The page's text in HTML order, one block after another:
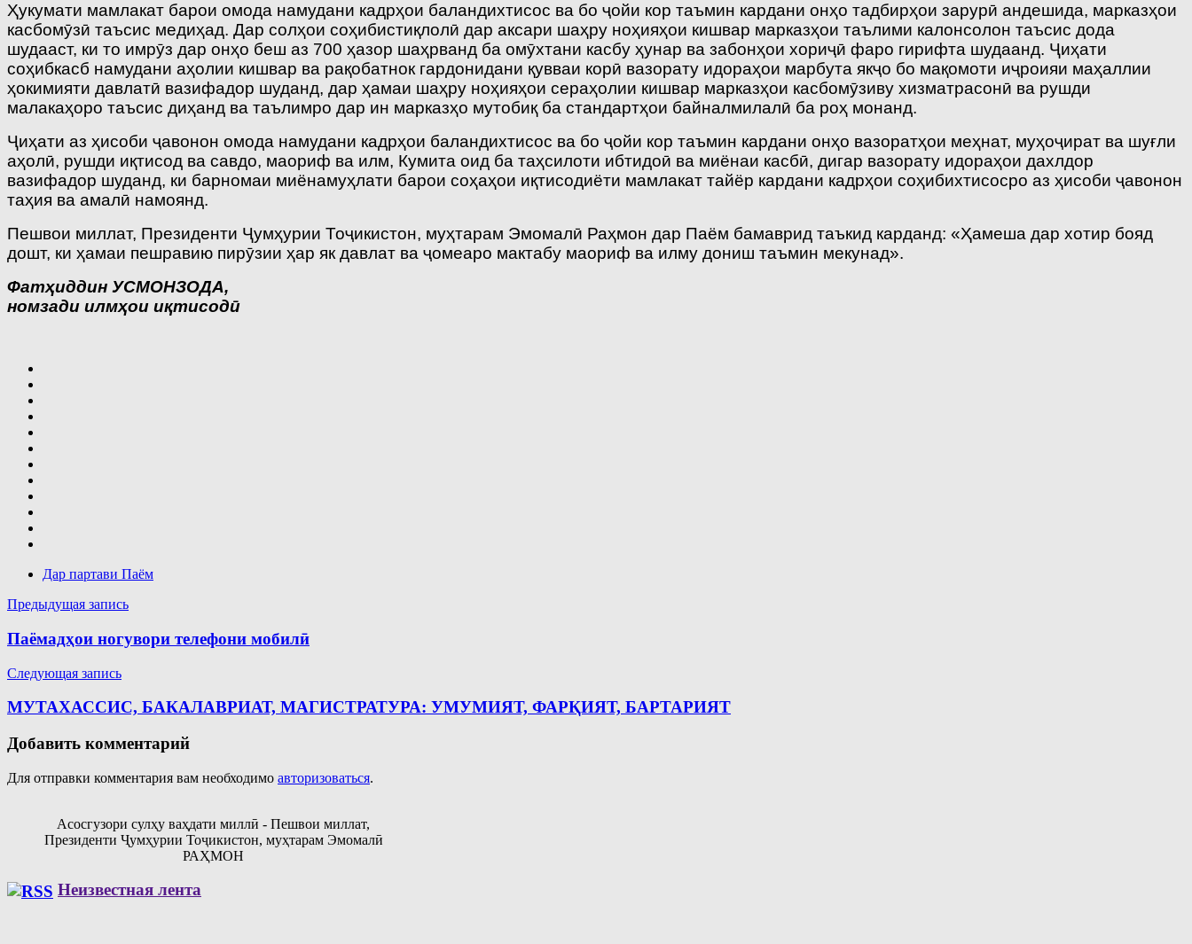
Ҳукумати мамлакат барои омода намудани кадрҳои баландихтисос ва бо ҷойи кор таъмин кардани онҳо тадбирҳои зарурӣ андешида, марказ­ҳои
касбомӯзӣ таъсис медиҳад. Дар солҳои соҳибистиқлолӣ дар аксари шаҳру ноҳияҳои кишвар марказҳои таълими калонсолон таъсис дода
шудааст, ки то имрӯз дар онҳо беш аз 700 ҳазор шаҳрванд ба омӯхтани касбу ҳунар ва забонҳои хориҷӣ фаро гирифта шудаанд. Ҷиҳати
соҳибкасб намудани аҳолии кишвар ва рақобатнок гардонидани қувваи корӣ вазорату идораҳои марбута якҷо бо мақомоти иҷроияи маҳаллии
ҳокимияти давлатӣ вазифадор шуданд, дар ҳамаи шаҳру ноҳияҳои сераҳолии кишвар марказ­ҳои касбомӯзиву хизматрасонӣ ва рушди
малакаҳоро таъсис диҳанд ва таълимро дар ин марказҳо мутобиқ ба стандартҳои байналмилалӣ ба роҳ монанд.
Ҷиҳати аз ҳисоби ҷавонон омода намудани кадрҳои баландихтисос ва бо ҷойи кор таъмин кардани онҳо вазоратҳои меҳнат, муҳоҷират ва шуғли
аҳолӣ, рушди иқтисод ва савдо, маориф ва илм, Кумита оид ба таҳ­силоти ибтидоӣ ва миёнаи касбӣ, дигар вазорату идораҳои дахлдор
вазифадор шуданд, ки барномаи миёнамуҳлати барои соҳаҳои иқтисодиёти мамлакат тайёр кардани кадрҳои соҳибихтисосро аз ҳисоби ҷавонон
таҳия ва амалӣ намоянд.
Пешвои миллат, Президенти Ҷумҳурии Тоҷикистон, муҳтарам Эмомалӣ Раҳмон дар Паём бамаврид таъкид карданд: «Ҳамеша дар хотир бояд
дошт, ки ҳамаи пешравию пирӯзии ҳар як давлат ва ҷомеаро мактабу маориф ва илму дониш таъмин мекунад».
Фатҳиддин УСМОНЗОДА,
номзади илмҳои иқтисодӣ
Дар партави Паём
Навигация
по
Предыдущая запись
Паёмадҳои ногувори телефони мобилӣ
Следующая запись
МУТАХАССИС, БАКАЛАВРИАТ, МАГИСТРАТУРА: УМУМИЯТ, ФАРҚИЯТ, БАРТАРИЯТ
Добавить комментарий
Для отправки комментария вам необходимо авторизоваться.
Асосгузори сулҳу ваҳдати миллӣ - Пешвои миллат,
Президенти Ҷумҳурии Тоҷикистон, муҳтарам Эмомалӣ
РАҲМОН
Неизвестная лента